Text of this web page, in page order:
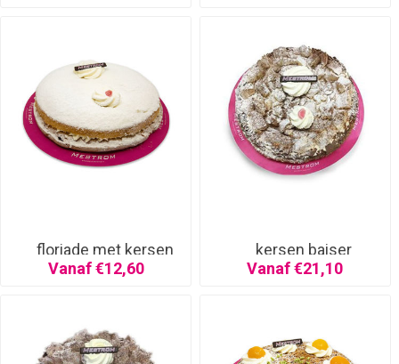
floriade met kersen
Vanaf €12,60
kersen baiser
Vanaf €21,10